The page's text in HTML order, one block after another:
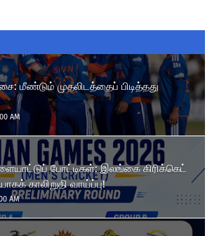
மீண்டும் முதலிடத்தைப் பிடித்தது
AM
போட்டிகள்: இலங்கை கிரிக்கெட்
காலிறுதி வாய்ப்பு!
AM